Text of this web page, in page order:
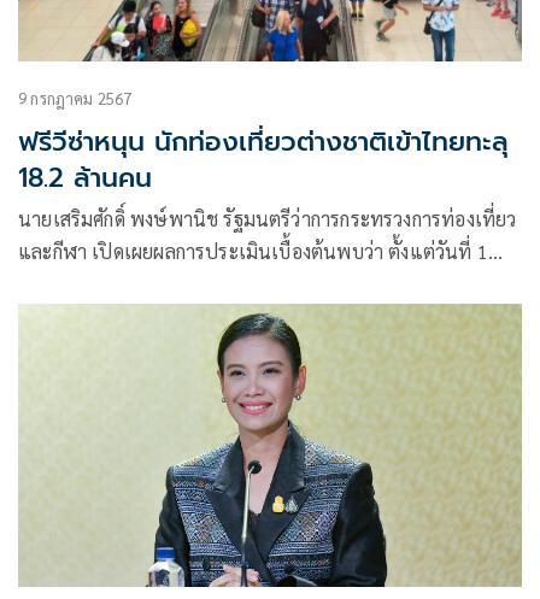
9 กรกฎาคม 2567
ฟรีวีซ่าหนุน นักท่องเที่ยวต่างชาติเข้าไทยทะลุ
18.2 ล้านคน
นายเสริมศักดิ์ พงษ์พานิช รัฐมนตรีว่าการกระทรวงการท่องเที่ยว
และกีฬา เปิดเผยผลการประเมินเบื้องต้นพบว่า ตั้งแต่วันที่ 1
ระดับ 18 ล้านคน และในสัปดาห์ที่ผ่านมาจากการฟื้นตัวจากนัก
ท่องเที่ยวกลุ่มตลาดระยะใกล้ (Short haul) ที่เดินทางเข้ามา
522,295 คน หรือเพิ่มขึ้น ร้อยละ 4.55 จากสัปดาห์ที่ผ่านมา จาก
การเข้ามาท่องเที่ยวตามรอย MV เพลงRockstar ของลิซ่า ของ